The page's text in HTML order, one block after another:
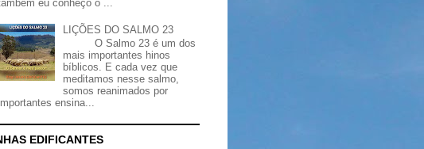
eu conheço o ...
LIÇÕES DO SALMO 23
O Salmo 23 é um dos
mais importantes hinos
bíblicos. E cada vez que
meditamos nesse salmo,
somos reanimados por
ensina...
EDIFICANTES